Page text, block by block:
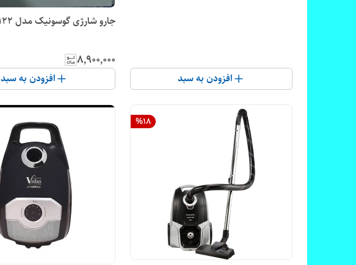
افزودن به سبد
جارو شارژی گوسونیک مدل ۱۱۲۲
۸٬۹۰۰٬۰۰۰
افزودن به سبد
%18